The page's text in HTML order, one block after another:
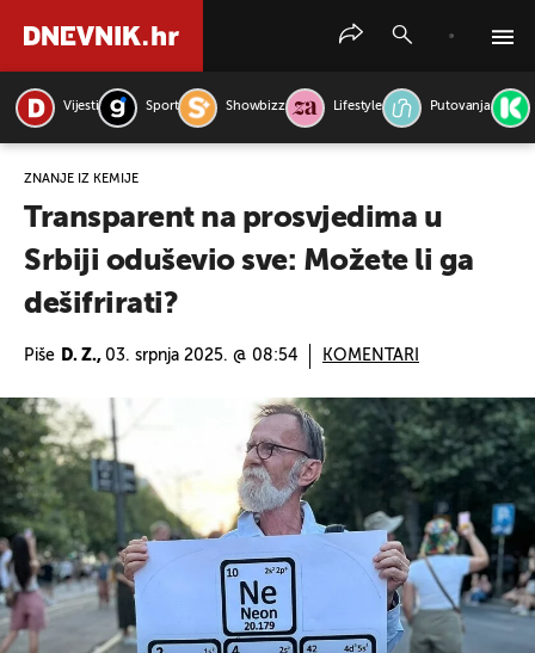
Vijesti Sport Showbizz Lifestyle Putovanja
ZNANJE IZ KEMIJE
Transparent na prosvjedima u
Srbiji oduševio sve: Možete li ga
dešifrirati?
Piše D. Z., 03. srpnja 2025. @ 08:54 KOMENTARI
PRETRAŽITE VIJESTI